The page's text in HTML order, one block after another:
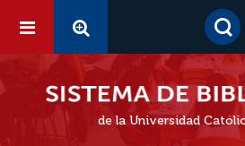
de la Universidad